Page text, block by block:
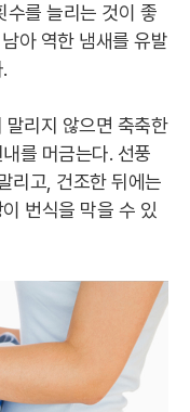
수를 늘리는 것이 좋
아 역한 냄새를 유발
말리지 않으면 축축한
를 머금는다. 선풍
리고, 건조한 뒤에는
번식을 막을 수 있